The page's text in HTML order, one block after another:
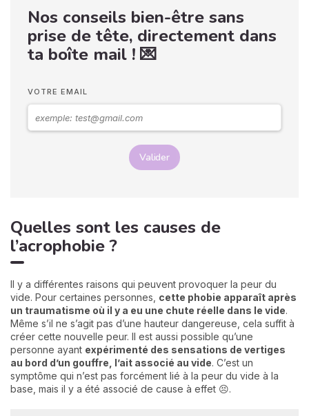
Nos conseils bien-être sans
prise de tête, directement dans
ta boîte mail ! 💌
VOTRE EMAIL
Valider
Quelles sont les causes de
l’acrophobie ?
Il y a différentes raisons qui peuvent provoquer la peur du
vide. Pour certaines personnes, cette phobie apparaît après
un traumatisme où il y a eu une chute réelle dans le vide.
Même s’il ne s’agit pas d’une hauteur dangereuse, cela suffit à
créer cette nouvelle peur. Il est aussi possible qu’une
personne ayant expérimenté des sensations de vertiges
au bord d’un gouffre, l’ait associé au vide. C’est un
symptôme qui n’est pas forcément lié à la peur du vide à la
base, mais il y a été associé de cause à effet 😣.